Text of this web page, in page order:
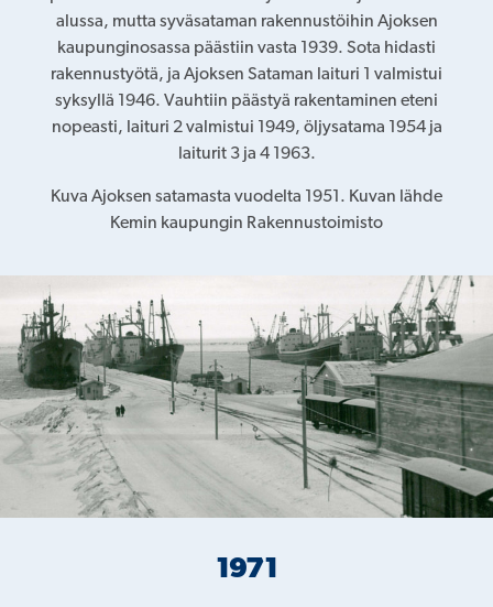
alussa, mutta syväsataman rakennustöihin Ajoksen
kaupunginosassa päästiin vasta 1939. Sota hidasti
rakennustyötä, ja Ajoksen Sataman laituri 1 valmistui
syksyllä 1946. Vauhtiin päästyä rakentaminen eteni
nopeasti, laituri 2 valmistui 1949, öljysatama 1954 ja
laiturit 3 ja 4 1963.
Kuva Ajoksen satamasta vuodelta 1951. Kuvan lähde
Kemin kaupungin Rakennustoimisto
1971